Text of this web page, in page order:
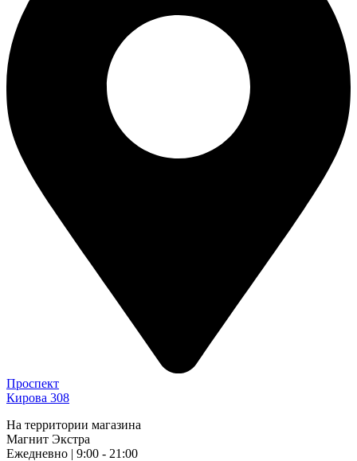
Проспект
Кирова 308
На территории магазина
Магнит Экстра
Ежедневно | 9:00 - 21:00